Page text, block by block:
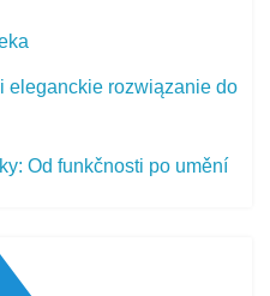
eleganckie rozwiązanie do
Od funkčnosti po umění